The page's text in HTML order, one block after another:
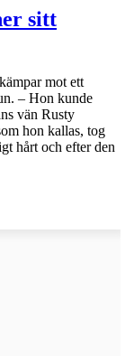
sitt
mot ett
– Hon kunde
vän Rusty
hon kallas, tog
hårt och efter den